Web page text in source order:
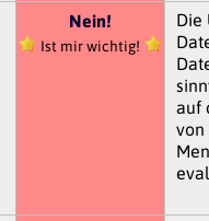
Nein!
Ist mir wichtig!
Die
auf
von